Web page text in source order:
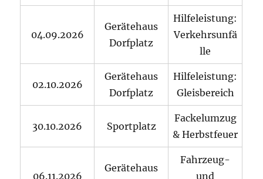
04.09.2026
Gerätehaus
Dorfplatz
Hilfeleistung:
Verkehrsunfä
lle
02.10.2026
Gerätehaus
Dorfplatz
Hilfeleistung:
Gleisbereich
30.10.2026 Sportplatz
Fackelumzug
& Herbstfeuer
06.11.2026
Gerätehaus
Fahrzeug-
und